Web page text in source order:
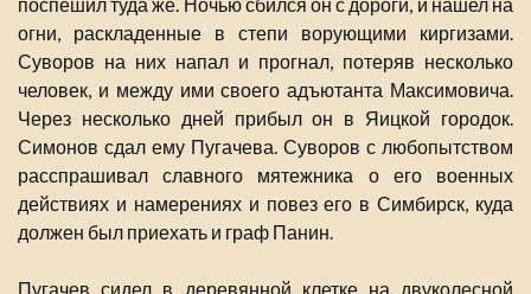
поспешил туда же. Ночью сбился он с дороги, и нашел на
огни, раскладенные в степи ворующими киргизами.
Суворов на них напал и прогнал, потеряв несколько
человек, и между ими своего адъютанта Максимовича.
Через несколько дней прибыл он в Яицкой городок.
Симонов сдал ему Пугачева. Суворов с любопытством
расспрашивал славного мятежника о его военных
действиях и намерениях и повез его в Симбирск, куда
должен был приехать и граф Панин.
Пугачев сидел в деревянной клетке на двуколесной